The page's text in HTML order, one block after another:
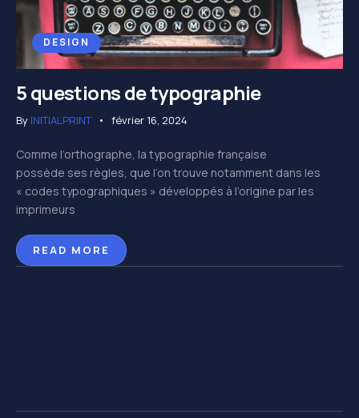
DESIGN
5 questions de typographie
By INITIALPRINT février 16, 2024
Comme l’orthographe, la typographie française
possède ses règles, que l’on trouve notamment dans les
« codes typographiques » développés à l’origine par les
imprimeurs
READ MORE